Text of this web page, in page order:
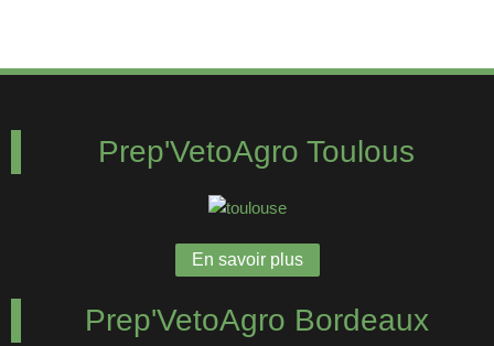
Prep'VetoAgro Toulous
En savoir plus
Prep'VetoAgro Bordeaux